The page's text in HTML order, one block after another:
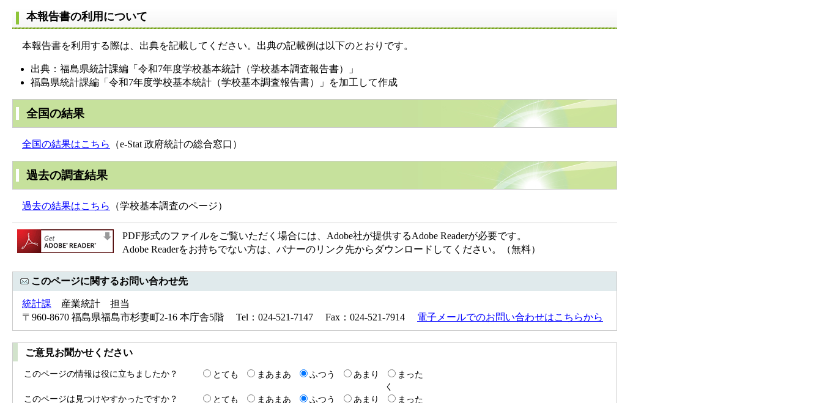
本報告書の利用について
本報告書を利用する際は、出典を記載してください。出典の記載例は以下のとおりです。
出典：福島県統計課編「令和7年度学校基本統計（学校基本調査報告書）」
福島県統計課編「令和7年度学校基本統計（学校基本調査報告書）」を加工して作成
全国の結果
全国の結果はこちら （e-Stat 政府統計の総合窓口）
過去の調査結果
過去の結果はこちら （学校基本調査のページ）
PDF形式のファイルをご覧いただく場合には、Adobe社が提供するAdobe Readerが必要です。
Adobe Readerをお持ちでない方は、バナーのリンク先からダウンロードしてください。（無料）
このページに関するお問い合わせ先
統計課 産業統計 担当
〒960-8670 福島県福島市杉妻町2-16 本庁舎5階 Tel：024-521-7147 Fax：024-521-7914 電子メールでのお問い合わせはこちらから
ご意見お聞かせください
このページの情報は役に立ちましたか？ とても まあまあ ふつう あまり
まった
く
このページは見つけやすかったですか？
とても まあまあ ふつう あまり まった